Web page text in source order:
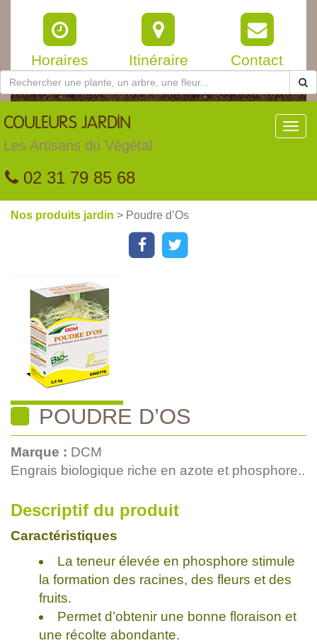
Horaires Itinéraire Contact
COULEURS JARDIN
Les Artisans du Végétal
02 31 79 85 68
Nos produits jardin > Poudre d’Os
POUDRE D’OS
Marque : DCM
Engrais biologique riche en azote et phosphore..
Descriptif du produit
Caractéristiques
La teneur élevée en phosphore stimule
la formation des racines, des fleurs et des
fruits.
Permet d’obtenir une bonne floraison et
une récolte abondante.